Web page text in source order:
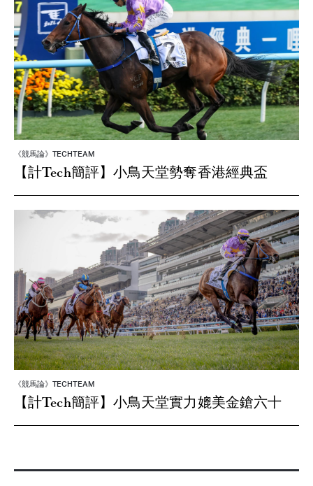
《競馬論》TECHTEAM
【計Tech簡評】小鳥天堂勢奪香港經典盃
《競馬論》TECHTEAM
【計Tech簡評】小鳥天堂實力媲美金鎗六十